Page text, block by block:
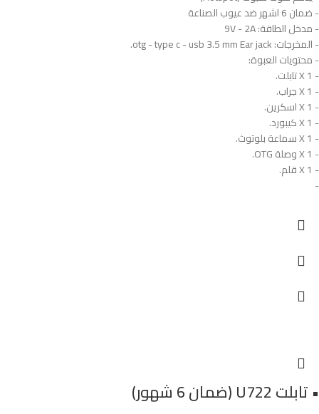
- ضمان 6 اشهر ضد عيوب الصناعة
- مدخل الطاقة: 9V - 2A
- المخرجات: otg - type c - usb 3.5 mm Ear jack.
- محتويات العبوة:
- 1 X تابلت.
- 1 X جراب.
- 1 X اسكرين.
- 1 X كيبورد.
- 1 X سماعة بلوتوث.
- 1 X وصلة OTG.
- 1 X قلم.
-
• تابلت U722 (ضمان 6 شهور)